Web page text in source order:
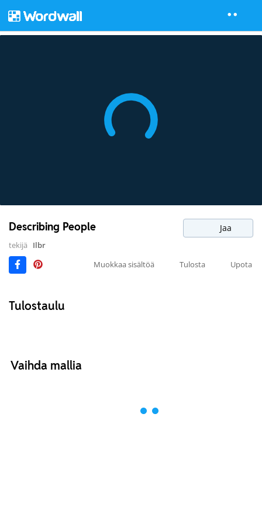
Describing People Jaa
tekijä
Ilbr
Muokkaa sisältöä
Tulosta Upota
Tulostaulu
Vaihda mallia